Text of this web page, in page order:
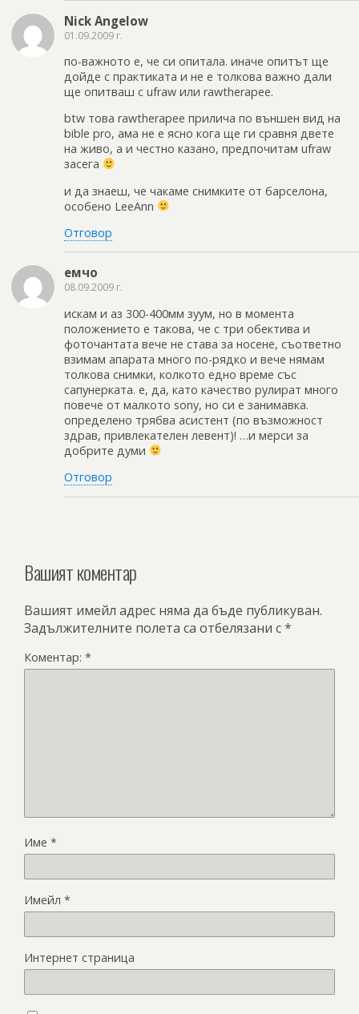
Nick Angelow
01.09.2009 г.
по-важното е, че си опитала. иначе опитът ще
дойде с практиката и не е толкова важно дали
ще опитваш с ufraw или rawtherapee.
btw това rawtherapee прилича по външен вид на
bible pro, ама не е ясно кога ще ги сравня двете
на живо, а и честно казано, предпочитам ufraw
засега
и да знаеш, че чакаме снимките от барселона,
особено LeeAnn
Отговор
емчо
08.09.2009 г.
искам и аз 300-400мм зуум, но в момента
положението е такова, че с три обектива и
фоточантата вече не става за носене, съответно
взимам апарата много по-рядко и вече нямам
толкова снимки, колкото едно време със
сапунерката. е, да, като качество рулират много
повече от малкото sony, но си е занимавка.
определено трябва асистент (по възможност
здрав, привлекателен левент)! …и мерси за
добрите думи
Отговор
Вашият коментар
Вашият имейл адрес няма да бъде публикуван.
Задължителните полета са отбелязани с*
Коментар: *
Име *
Имейл *
Интернет страница